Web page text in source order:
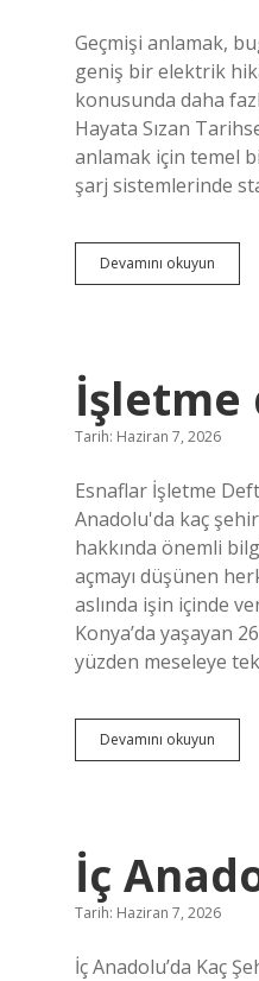
Geçmişi anlamak,
geniş bir elektrik
konusunda daha
Hayata Sızan
anlamak için temel
şarj sistemlerinde
Devamını okuyun
amper
?
Tarih: Haziran 7, 2026
Esnaflar İşletme
Anadolu'da kaç
hakkında önemli
açmayı düşünen
aslında işin içinde
Konya’da yaşayan
yüzden meseleye
Devamını okuyun
defteri
İç
Tarih: Haziran 7, 2026
İç Anadolu’da Kaç